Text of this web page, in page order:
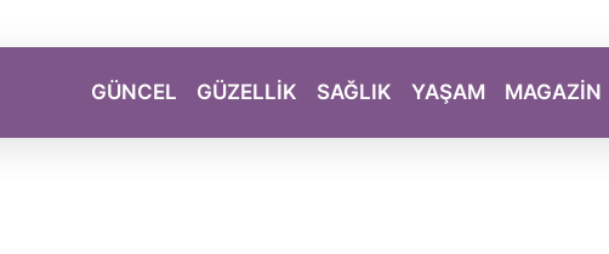
GÜNCEL GÜZELLİK SAĞLIK YAŞAM MAGAZİN